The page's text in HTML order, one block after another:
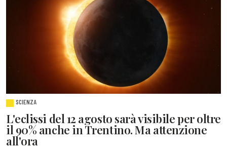
SCIENZA
L'eclissi del 12 agosto sarà visibile per oltre
il 90% anche in Trentino. Ma attenzione
all'ora